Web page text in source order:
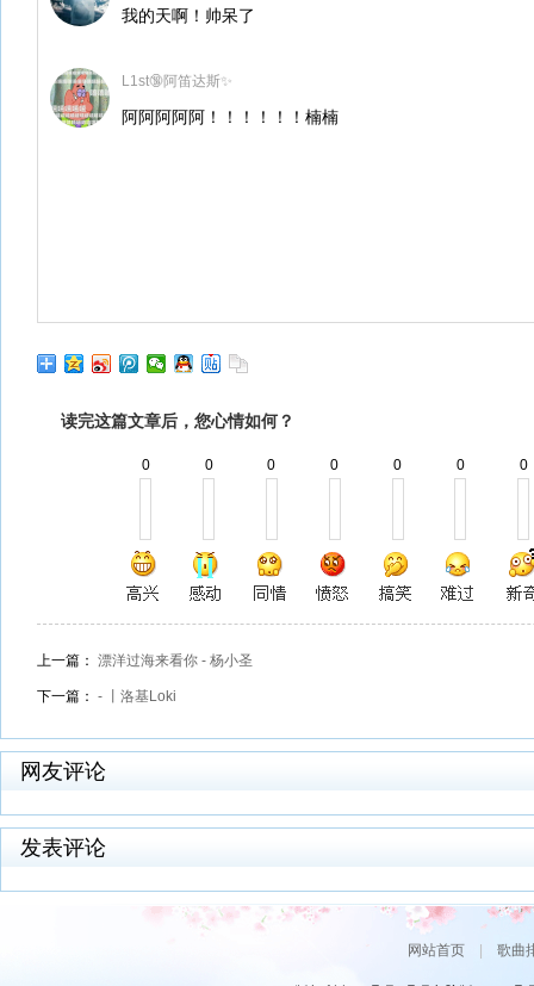
我的天啊！帅呆了
L1st🔞阿笛达斯✨
阿阿阿阿阿！！！！！！楠楠
读完这篇文章后，您心情如何？
0 0 0 0 0 0 0
上一篇： 漂洋过海来看你 - 杨小圣
下一篇： - 丨洛基Loki
网友评论
发表评论
网站首页| 歌曲